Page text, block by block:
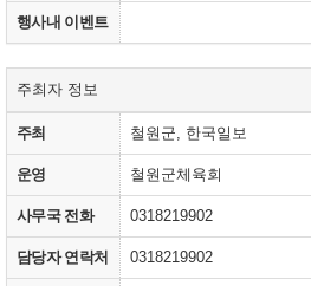
행사내 이벤트
주최자 정보
주최 철원군, 한국일보
운영 철원군체육회
사무국 전화 0318219902
담당자 연락처 0318219902